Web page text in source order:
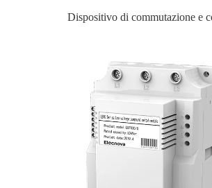
Dispositivo di commutazione e